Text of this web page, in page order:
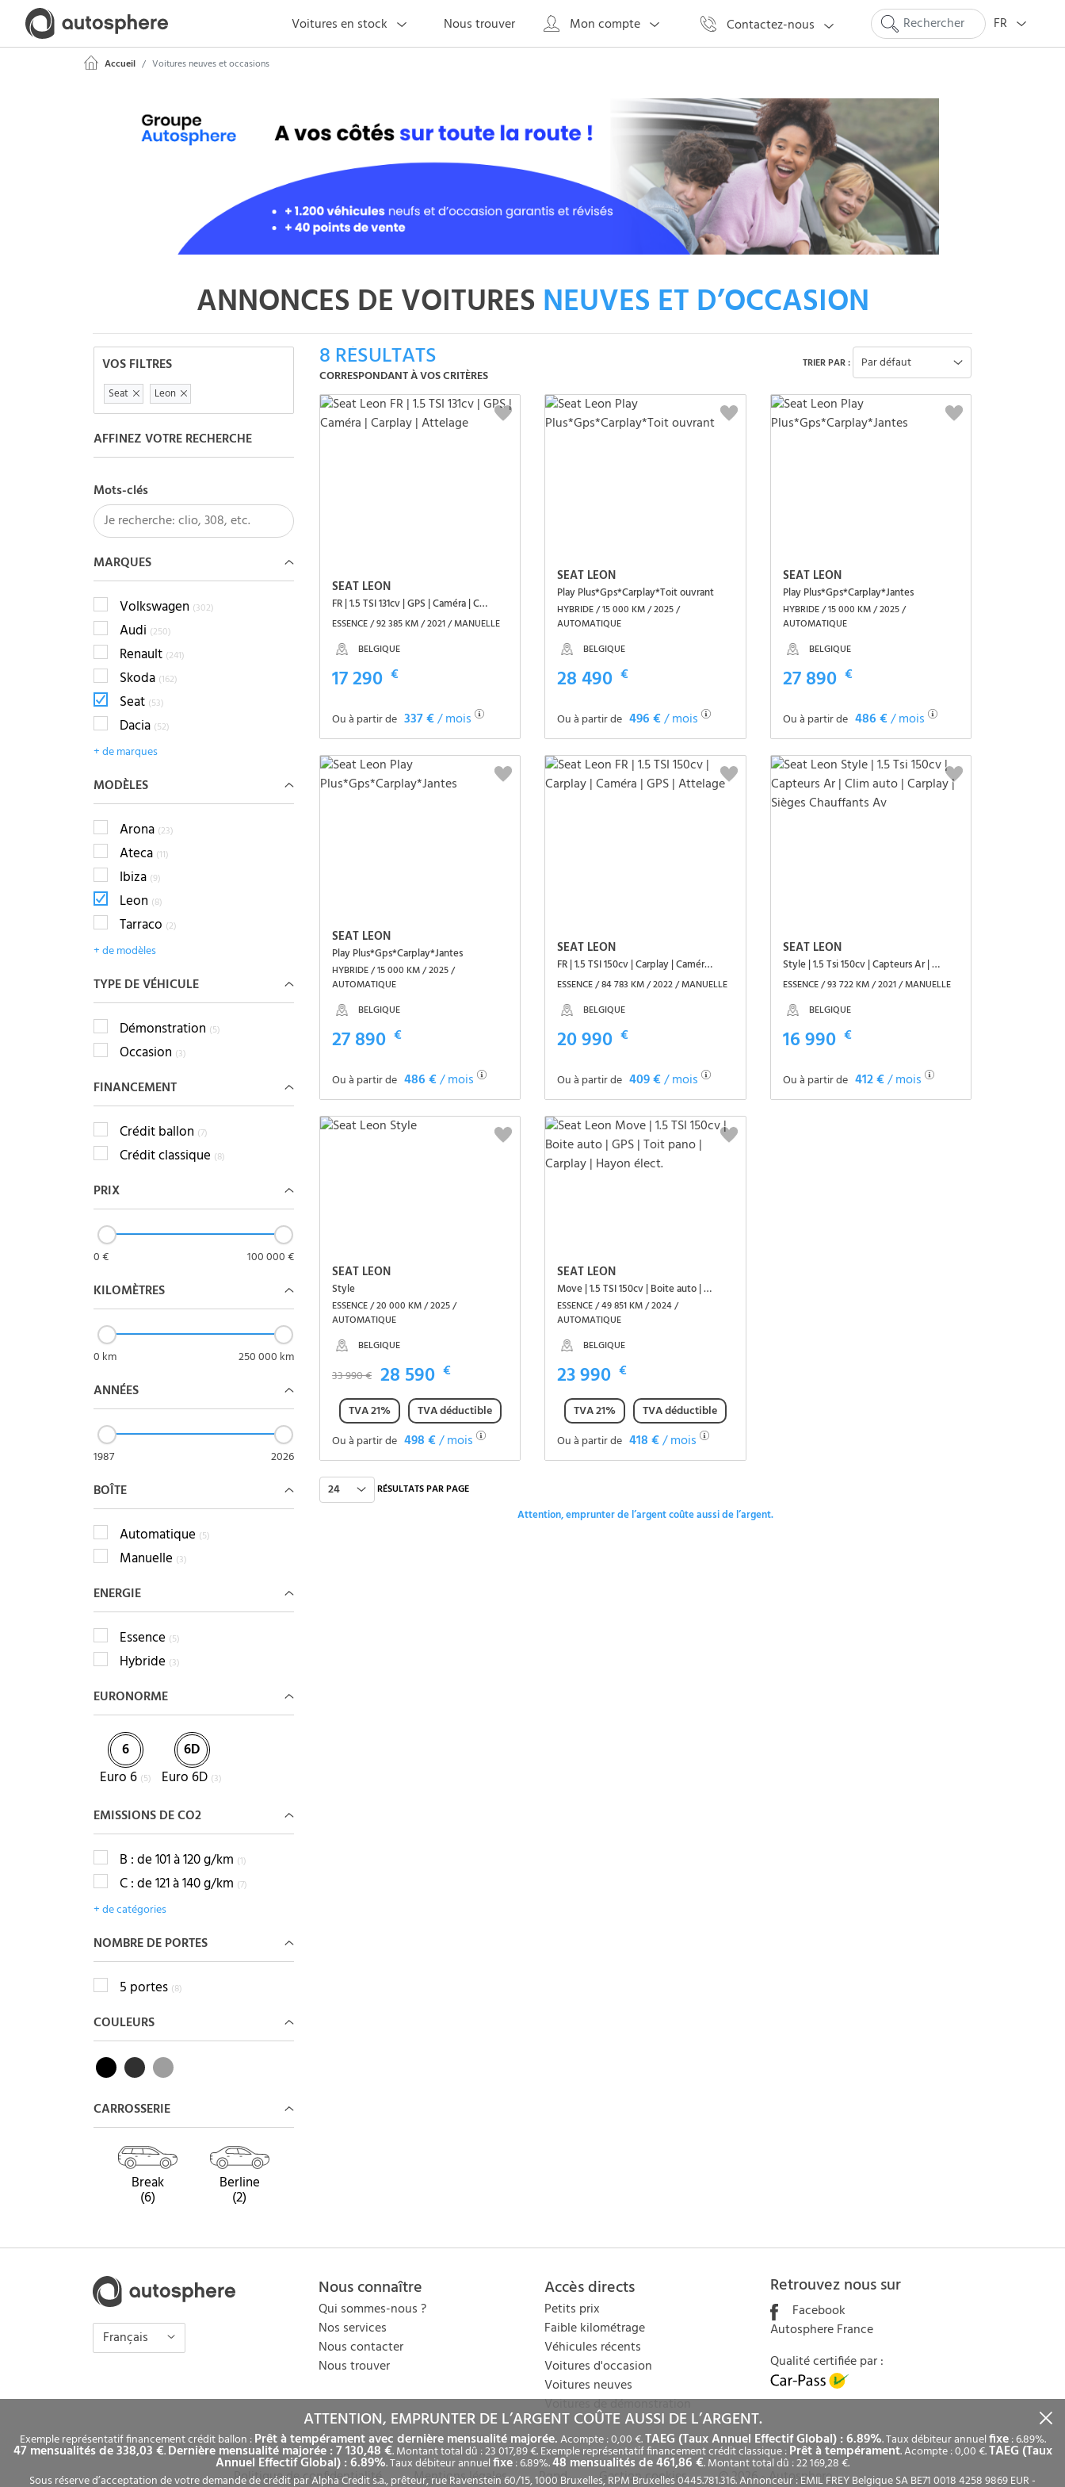
Voitures en stock Nous trouver Mon compte Contactez-nous FR
Accueil Voitures neuves et occasions
ANNONCES DE VOITURES NEUVES ET D’OCCASION
VOS FILTRES
Seat Leon
AFFINEZ VOTRE RECHERCHE
Mots-clés
MARQUES
Volkswagen (302)
Audi (250)
Renault (241)
Skoda (162)
Seat (53)
Dacia (52)
+ de marques
MODÈLES
Arona (23)
Ateca (11)
Ibiza (9)
Leon (8)
Tarraco (2)
+ de modèles
TYPE DE VÉHICULE
Démonstration (5)
Occasion (3)
FINANCEMENT
Crédit ballon (7)
Crédit classique (8)
PRIX
0 € 100 000 €
KILOMÈTRES
0 km 250 000 km
ANNÉES
1987 2026
BOÎTE
Automatique (5)
Manuelle (3)
ENERGIE
Essence (5)
Hybride (3)
EURONORME
6
Euro 6 (5)
6D
Euro 6D (3)
EMISSIONS DE CO2
B : de 101 à 120 g/km (1)
C : de 121 à 140 g/km (7)
+ de catégories
NOMBRE DE PORTES
5 portes (8)
COULEURS
CARROSSERIE
Break
(6)
Berline
(2)
8 RÉSULTATS
CORRESPONDANT À VOS CRITÈRES
TRIER PAR : Par défaut
SEAT LEON
FR | 1.5 TSI 131cv | GPS | Caméra | Carplay | Attelage
ESSENCE / 92 385 KM / 2021 / MANUELLE
BELGIQUE
17 290 €
Ou à partir de 337 €/ mois
Voir le véhicule
SEAT LEON
Play Plus*Gps*Carplay*Toit ouvrant
HYBRIDE / 15 000 KM / 2025 /
AUTOMATIQUE
BELGIQUE
28 490 €
Ou à partir de 496 €/ mois
Voir le véhicule
SEAT LEON
Play Plus*Gps*Carplay*Jantes
HYBRIDE / 15 000 KM / 2025 /
AUTOMATIQUE
BELGIQUE
27 890 €
Ou à partir de 486 €/ mois
Voir le véhicule
SEAT LEON
Play Plus*Gps*Carplay*Jantes
HYBRIDE / 15 000 KM / 2025 /
AUTOMATIQUE
BELGIQUE
27 890 €
Ou à partir de 486 €/ mois
Voir le véhicule
SEAT LEON
FR | 1.5 TSI 150cv | Carplay | Caméra | GPS | Attelage
ESSENCE / 84 783 KM / 2022 / MANUELLE
BELGIQUE
20 990 €
Ou à partir de 409 €/ mois
Voir le véhicule
SEAT LEON
Style | 1.5 Tsi 150cv | Capteurs Ar | Clim auto | Carplay | Sièges Chauffants Av
ESSENCE / 93 722 KM / 2021 / MANUELLE
BELGIQUE
16 990 €
Ou à partir de 412 €/ mois
SEAT LEON
Style
ESSENCE / 20 000 KM / 2025 /
AUTOMATIQUE
BELGIQUE
33 990 € 28 590 €
TVA 21%
TVA déductible
Ou à partir de 498 €/ mois
Voir le véhicule
SEAT LEON
Move | 1.5 TSI 150cv | Boite auto | GPS | Toit pano | Carplay | Hayon élect.
ESSENCE / 49 851 KM / 2024 /
AUTOMATIQUE
BELGIQUE
23 990 €
TVA 21%
TVA déductible
Ou à partir de 418 €/ mois
24 RÉSULTATS PAR PAGE
Attention, emprunter de l’argent coûte aussi de l’argent.
ATTENTION, EMPRUNTER DE L’ARGENT COÛTE AUSSI DE L’ARGENT.
Exemple représentatif financement crédit ballon :Prêt à tempérament avec dernière mensualité majorée.Acompte : 0,00 €.TAEG (Taux Annuel Effectif Global) : 6.89%. Taux débiteur annuelfixe: 6.89%.
47 mensualités de 338,03 €.Dernière mensualité majorée : 7 130,48 €. Montant total dû : 23 017,89 €. Exemple représentatif financement crédit classique :Prêt à tempérament. Acompte : 0,00 €.TAEG (Taux
Annuel Effectif Global) : 6.89%. Taux débiteur annuelfixe: 6.89%.48 mensualités de 461,86 €. Montant total dû : 22 169,28 €.
Sous réserve d’acceptation de votre demande de crédit par Alpha Credit s.a., prêteur, rue Ravenstein 60/15, 1000 Bruxelles, RPM Bruxelles 0445.781.316. Annonceur : EMIL FREY Belgique SA BE71 0018 4258 9869 EUR -
Français
Nous connaître
Qui sommes-nous ?
Nos services
Nous contacter
Nous trouver
Accès directs
Petits prix
Faible kilométrage
Véhicules récents
Voitures d'occasion
Voitures neuves
Voitures de démonstration
Retrouvez nous sur
Facebook
Autosphere France
Qualité certifiée par :
Politique de confidentialité Mentions légales Rgpd Gestion cookies © 2026 - Autosphere